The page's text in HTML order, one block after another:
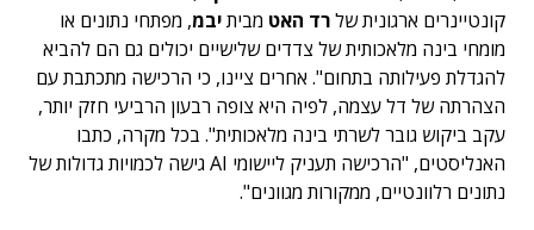
קונטיינרים ארגונית שלרד האט מביתיבמ, מפתחי נתונים או
מומחי בינה מלאכותית של צדדים שלישיים יכולים גם הם להביא
להגדלת פעילותה בתחום". אחרים ציינו, כי הרכישה מתכתבת עם
הצהרתה של דל עצמה, לפיה היא צופה רבעון הרביעי חזק יותר,
עקב ביקוש גובר לשרתי בינה מלאכותית". בכל מקרה, כתבו
האנליסטים, "הרכישה תעניק ליישומי AI גישה לכמויות גדולות של
נתונים רלוונטיים, ממקורות מגוונים".